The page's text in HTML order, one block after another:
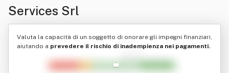
Services Srl
Valuta la capacità di un soggetto di onorare gli impegni finanziari,
aiutando a prevedere il rischio di inadempienza nei pagamenti.